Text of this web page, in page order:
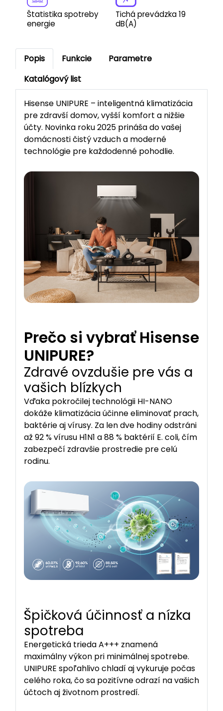
Štatistika spotreby
energie
Tichá prevádzka 19
dB(A)
Popis Funkcie
Parametre
Katalógový list
Hisense UNIPURE – inteligentná klimatizácia
pre zdravší domov, vyšší komfort a nižšie
účty. Novinka roku 2025 prináša do vašej
domácnosti čistý vzduch a moderné
technológie pre každodenné pohodlie.
Prečo si vybrať Hisense
UNIPURE?
Zdravé ovzdušie pre vás a
vašich blízkych
Vďaka pokročilej technológii HI-NANO
dokáže klimatizácia účinne eliminovať prach,
baktérie aj vírusy. Za len dve hodiny odstráni
až 92 % vírusu H1N1 a 88 % baktérií E. coli, čím
zabezpečí zdravšie prostredie pre celú
rodinu.
Špičková účinnosť a nízka
spotreba
Energetická trieda A+++ znamená
maximálny výkon pri minimálnej spotrebe.
UNIPURE spoľahlivo chladí aj vykuruje počas
celého roka, čo sa pozitívne odrazí na vašich
účtoch aj životnom prostredí.